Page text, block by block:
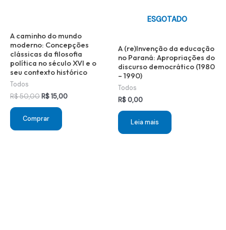
A caminho do mundo
moderno: Concepções
clássicas da filosofia
política no século XVI e o
seu contexto histórico
Todos
R$50,00O
original
era:
R$ 50,00.
R$15,00O
Comprar
ESGOTADO
A (re)Invenção da educação
no Paraná: Apropriações do
discurso democrático (1980
– 1990)
Todos
R$0,00
Leia mais